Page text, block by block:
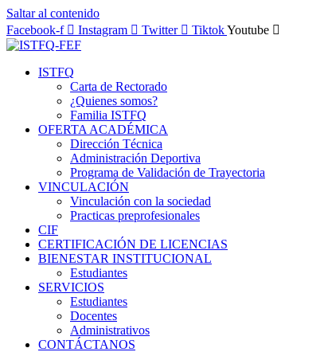
Saltar al contenido
Facebook-f
Instagram Twitter TiktokYoutube
ISTFQ
Carta de Rectorado
¿Quienes somos?
Familia ISTFQ
OFERTA ACADÉMICA
Dirección Técnica
Administración Deportiva
Programa de Validación de Trayectoria
VINCULACIÓN
Vinculación con la sociedad
Practicas preprofesionales
CIF
CERTIFICACIÓN DE LICENCIAS
BIENESTAR INSTITUCIONAL
Estudiantes
SERVICIOS
Estudiantes
Docentes
Administrativos
CONTÁCTANOS